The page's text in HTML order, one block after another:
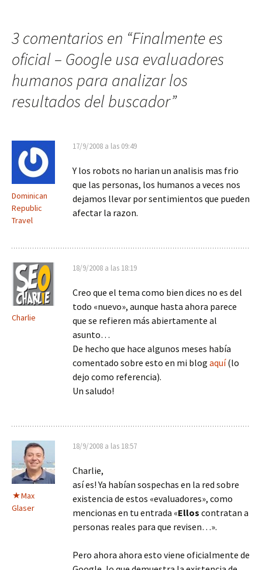
entradas
3 comentarios en “Finalmente es
oficial – Google usa evaluadores
humanos para analizar los
resultados del buscador”
Dominican
Republic
Travel
17/9/2008 a las 09:49
Y los robots no harian un analisis mas frio
que las personas, los humanos a veces nos
dejamos llevar por sentimientos que pueden
afectar la razon.
Charlie
18/9/2008 a las 18:19
Creo que el tema como bien dices no es del
todo «nuevo», aunque hasta ahora parece
que se refieren más abiertamente al
asunto…
De hecho que hace algunos meses había
comentado sobre esto en mi blog aquí(lo
dejo como referencia).
Un saludo!
Max
Glaser
18/9/2008 a las 18:57
Charlie,
así es! Ya habían sospechas en la red sobre
existencia de estos «evaluadores», como
mencionas en tu entrada «Ellos contratan a
personas reales para que revisen…».
Pero ahora ahora esto viene oficialmente de